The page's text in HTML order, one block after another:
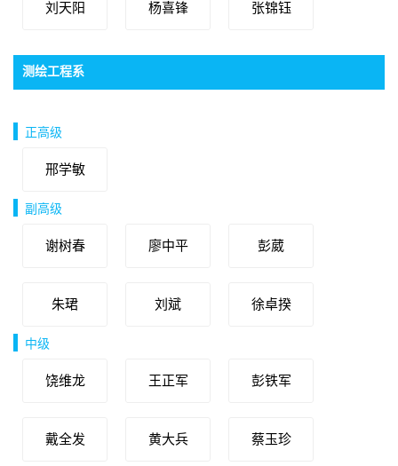
刘天阳 杨喜锋 张锦钰
测绘工程系
正高级
邢学敏
副高级
谢树春 廖中平 彭葳
朱珺 刘斌 徐卓揆
中级
饶维龙 王正军 彭铁军
戴全发 黄大兵 蔡玉珍